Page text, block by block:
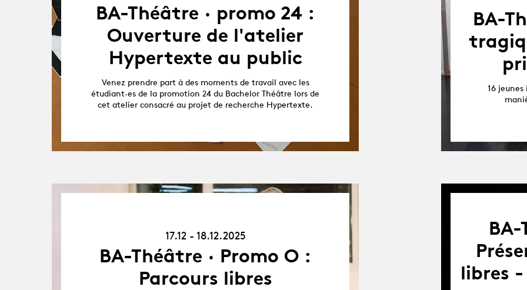
BA-Théâtre · promo 24 :
Ouverture de l'atelier
Hypertexte au public
Venez prendre part à des moments de travail avec les
étudiant·es de la promotion 24 du Bachelor Théâtre lors de
cet atelier consacré au projet de recherche Hypertexte.
BA-
16 jeunes
17.12 - 18.12.2025
BA-Théâtre · Promo O :
Parcours libres
libres